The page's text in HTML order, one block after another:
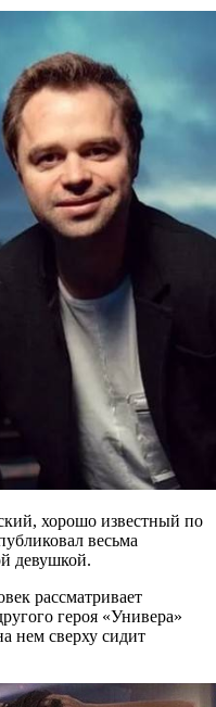
хорошо известный по
весьма
девушкой.
рассматривает
героя «Универа»
нем сверху сидит